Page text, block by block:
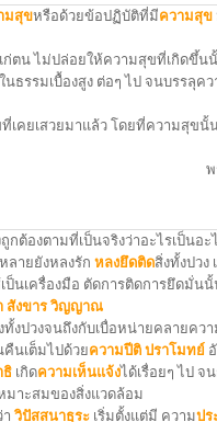
มสุขหรือด้วยข้อปฏิบัติที่มีความสุข
ตน ไม่ปล่อยให้ความสุขที่เกิดขึ้น
ธรรมเบื้องสูง ต่อๆ ไป จนบรรลุคว
เคยเสวยมาแล้ว โดยที่ความสุขนั้
องตามที่เป็นจริงว่าอะไรเป็นอะ
ลายยังหลงรัก หลงยึดติดสิ่งทั้งปวง
ป็นเครื่องมือ ตัดการติดการยึดมั่นนั้
สังขาร วิญญาณ
งปวงจนถึงกับเบื่อหน่ายคลายคว
คืนเต็มไปด้วยความปีติ ปราโมทย์
ธิเกิดความเห็นแจ้งได้เรื่อยๆ ไป จ
มาะสมของสิ่งแวดล้อม
วิปัสสนาธุระเริ่มตั้งแต่มี ความปร